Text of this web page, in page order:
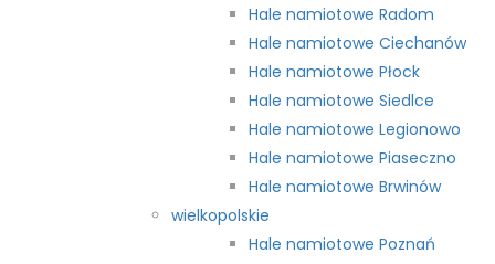
Hale namiotowe Radom
Hale namiotowe Ciechanów
Hale namiotowe Płock
Hale namiotowe Siedlce
Hale namiotowe Legionowo
Hale namiotowe Piaseczno
Hale namiotowe Brwinów
wielkopolskie
Hale namiotowe Poznań